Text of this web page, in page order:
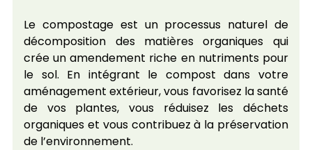
Le compostage est un processus naturel de
décomposition des matières organiques qui
crée un amendement riche en nutriments pour
le sol. En intégrant le compost dans votre
aménagement extérieur, vous favorisez la santé
de vos plantes, vous réduisez les déchets
organiques et vous contribuez à la préservation
de l’environnement.